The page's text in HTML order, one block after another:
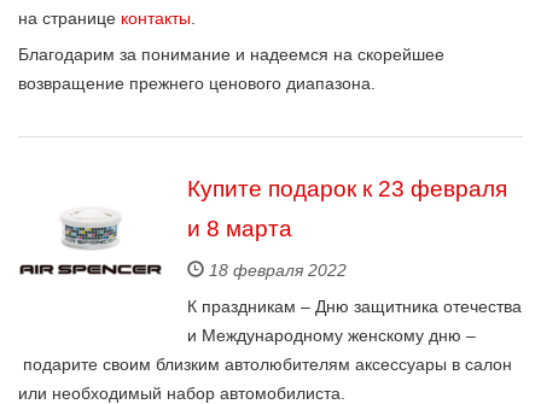
на странице контакты
Благодарим за понимание и надеемся на скорейшее
возвращение прежнего ценового диапазона.
Купите подарок к 23 февраля
и 8 марта
18 февраля 2022
К праздникам ‒ Дню защитника отечества
и Международному женскому дню ‒
подарите своим близким автолюбителям аксессуары в салон
или необходимый набор автомобилиста.